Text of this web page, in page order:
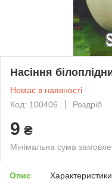
Насіння
Немає в наявності
Код: 100406
Роздріб
9 ₴
Мінімальна сума
Опис Характеристики